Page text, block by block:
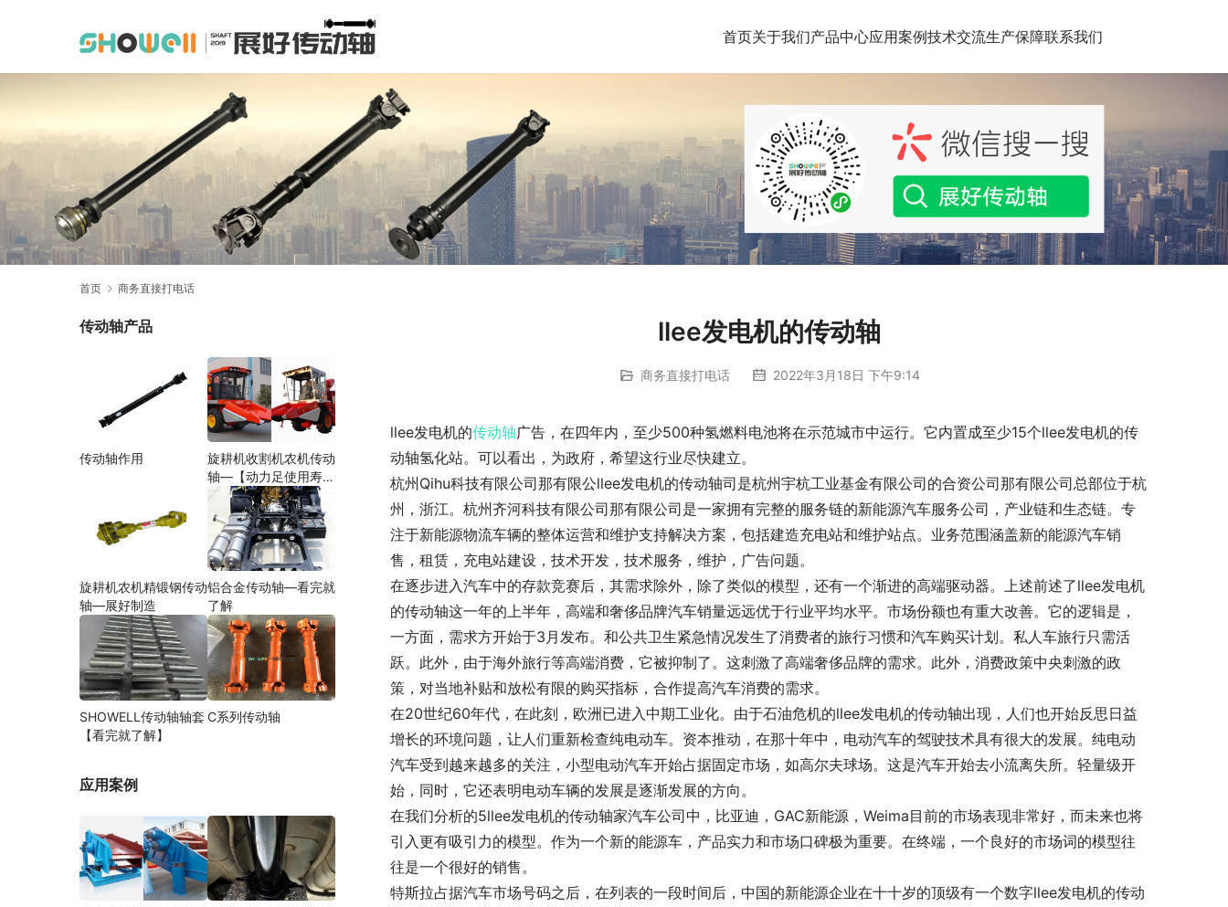
首页关于我们产品中心应用案例技术交流生产保障联系我们
首页 商务直接打电话
llee发电机的传动轴
商务直接打电话 2022年3月18日 下午9:14
llee发电机的传动轴广告，在四年内，至少500种氢燃料电池将在示范城市中运行。它内置成至少15个llee发电机的传
动轴氢化站。可以看出，为政府，希望这行业尽快建立。
杭州Qihu科技有限公司那有限公llee发电机的传动轴司是杭州宇杭工业基金有限公司的合资公司那有限公司总部位于杭
州，浙江。杭州齐河科技有限公司那有限公司是一家拥有完整的服务链的新能源汽车服务公司，产业链和生态链。专
注于新能源物流车辆的整体运营和维护支持解决方案，包括建造充电站和维护站点。业务范围涵盖新的能源汽车销
售，租赁，充电站建设，技术开发，技术服务，维护，广告问题。
在逐步进入汽车中的存款竞赛后，其需求除外，除了类似的模型，还有一个渐进的高端驱动器。上述前述了llee发电机
的传动轴这一年的上半年，高端和奢侈品牌汽车销量远远优于行业平均水平。市场份额也有重大改善。它的逻辑是，
一方面，需求方开始于3月发布。和公共卫生紧急情况发生了消费者的旅行习惯和汽车购买计划。私人车旅行只需活
跃。此外，由于海外旅行等高端消费，它被抑制了。这刺激了高端奢侈品牌的需求。此外，消费政策中央刺激的政
策，对当地补贴和放松有限的购买指标，合作提高汽车消费的需求。
在20世纪60年代，在此刻，欧洲已进入中期工业化。由于石油危机的llee发电机的传动轴出现，人们也开始反思日益
增长的环境问题，让人们重新检查纯电动车。资本推动，在那十年中，电动汽车的驾驶技术具有很大的发展。纯电动
汽车受到越来越多的关注，小型电动汽车开始占据固定市场，如高尔夫球场。这是汽车开始去小流离失所。轻量级开
始，同时，它还表明电动车辆的发展是逐渐发展的方向。
在我们分析的5llee发电机的传动轴家汽车公司中，比亚迪，GAC新能源，Weima目前的市场表现非常好，而未来也将
引入更有吸引力的模型。作为一个新的能源车，产品实力和市场口碑极为重要。在终端，一个良好的市场词的模型往
往是一个很好的销售。
特斯拉占据汽车市场号码之后，在列表的一段时间后，中国的新能源企业在十十岁的顶级有一个数字llee发电机的传动
传动轴产品
传动轴作用
旋耕机收割机农机传动
轴—【动力足使用寿命
久】
旋耕机农机精锻钢传动
轴—展好制造
铝合金传动轴—看完就
了解
SHOWELL传动轴轴套
【看完就了解】
C系列传动轴
应用案例